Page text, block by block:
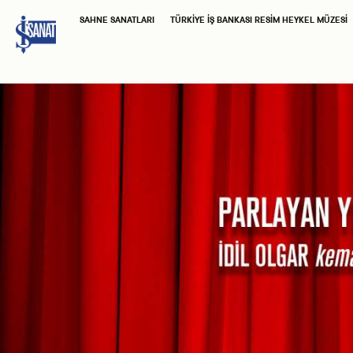
SAHNE SANATLARI TÜRKIYE İŞ BANKASI RESIM HEYKEL MÜZESI